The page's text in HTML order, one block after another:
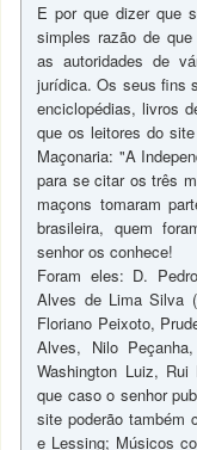
E por que dizer que
simples razão de
as autoridades de
jurídica. Os seus fins
enciclopédias, livros
que os leitores do
Maçonaria: "A
para se citar os três
maçons tomaram
brasileira, quem
senhor os conhece!
Foram eles: D.
Alves de Lima Silva
Floriano Peixoto,
Alves, Nilo
Washington Luiz,
que caso o senhor
site poderão também
e Lessing; Músicos